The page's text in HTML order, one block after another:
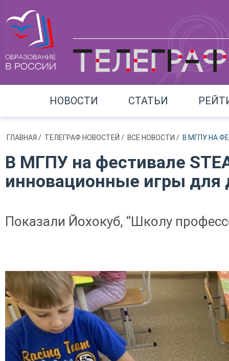
НОВОСТИ СТАТЬИ
ГЛАВНАЯ / ТЕЛЕГРАФ НОВОСТЕЙ / ВСЕ НОВОСТИ / В МГПУ НА
В МГПУ на фестивале
инновационные игры для
Показали Йохокуб, “Школу